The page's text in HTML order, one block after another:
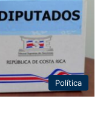
Política